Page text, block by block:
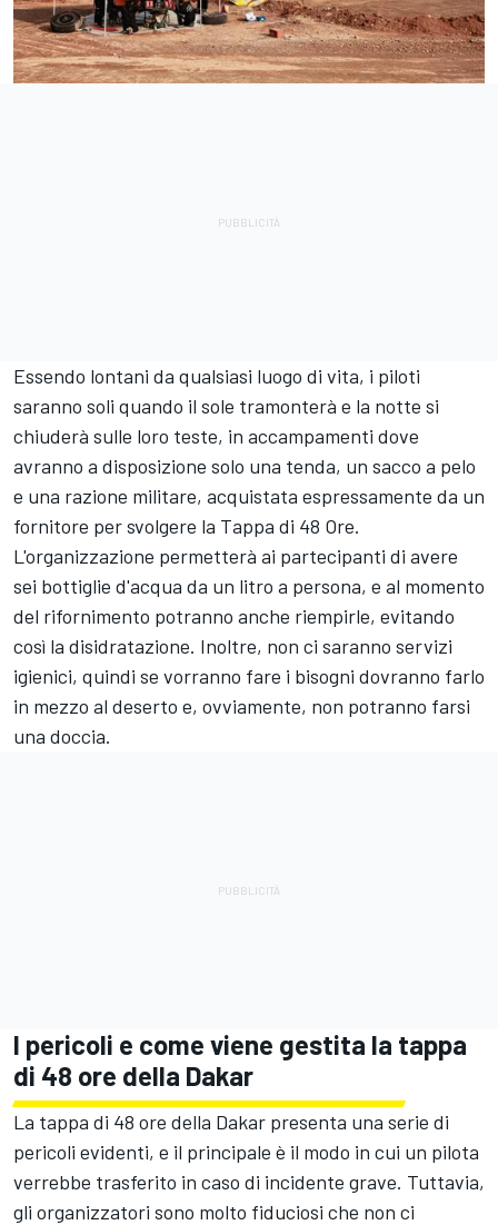
Essendo lontani da qualsiasi luogo di vita, i piloti
saranno soli quando il sole tramonterà e la notte si
chiuderà sulle loro teste, in accampamenti dove
avranno a disposizione solo una tenda, un sacco a pelo
e una razione militare, acquistata espressamente da un
fornitore per svolgere la Tappa di 48 Ore.
L'organizzazione permetterà ai partecipanti di avere
sei bottiglie d'acqua da un litro a persona, e al momento
del rifornimento potranno anche riempirle, evitando
così la disidratazione. Inoltre, non ci saranno servizi
igienici, quindi se vorranno fare i bisogni dovranno farlo
in mezzo al deserto e, ovviamente, non potranno farsi
una doccia.
I pericoli e come viene gestita la tappa
di 48 ore della Dakar
La tappa di 48 ore della Dakar presenta una serie di
pericoli evidenti, e il principale è il modo in cui un pilota
verrebbe trasferito in caso di incidente grave. Tuttavia,
gli organizzatori sono molto fiduciosi che non ci